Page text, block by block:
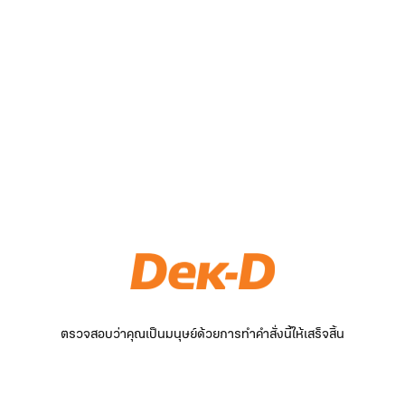
ตรวจสอบว่าคุณเป็นมนุษย์ด้วยการทำคำสั่งนี้ให้เสร็จสิ้น